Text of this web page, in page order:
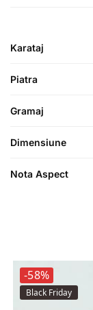
Karataj
Piatra
Gramaj
Dimensiune
Nota Aspect
-58%
Black Friday